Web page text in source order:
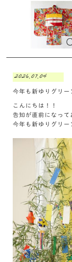
2026.07.04
今年も新ゆりグリー
こんにちは！！
告知が直前になっ
今年も新ゆりグリー